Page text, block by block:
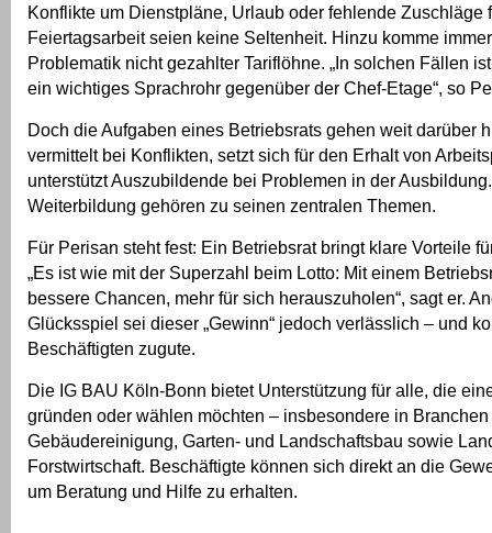
Konflikte um Dienstpläne, Urlaub oder fehlende Zuschläge
Feiertagsarbeit seien keine Seltenheit. Hinzu komme
Problematik nicht gezahlter Tariflöhne. „In solchen Fällen
ein wichtiges Sprachrohr gegenüber der Chef-Etage“, so
Doch die Aufgaben eines Betriebsrats gehen weit darüber
vermittelt bei Konflikten, setzt sich für den Erhalt von
unterstützt Auszubildende bei Problemen in der
Weiterbildung gehören zu seinen zentralen Themen.
Für Perisan steht fest: Ein Betriebsrat bringt klare Vorteile
„Es ist wie mit der Superzahl beim Lotto: Mit einem
bessere Chancen, mehr für sich herauszuholen“, sagt er.
Glücksspiel sei dieser „Gewinn“ jedoch verlässlich – und
Beschäftigten zugute.
Die IG BAU Köln-Bonn bietet Unterstützung für alle, die
gründen oder wählen möchten – insbesondere in
Gebäudereinigung, Garten- und Landschaftsbau sowie
Forstwirtschaft. Beschäftigte können sich direkt an die
um Beratung und Hilfe zu erhalten.